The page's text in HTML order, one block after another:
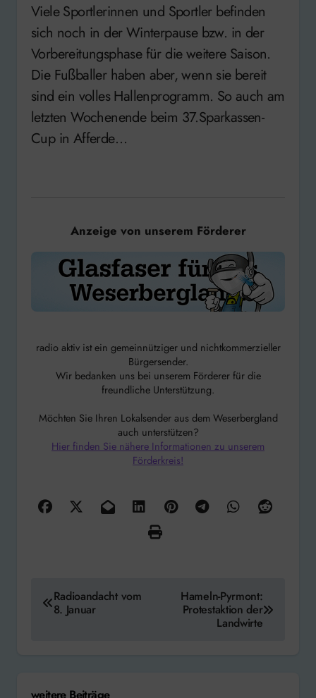
Viele Sportlerinnen und Sportler befinden
sich noch in der Winterpause bzw. in der
Vorbereitungsphase für die weitere Saison.
Die Fußballer haben aber, wenn sie bereit
sind ein volles Hallenprogramm. So auch am
letzten Wochenende beim 37.Sparkassen-
Cup in Afferde…
Anzeige von unserem Förderer
radio aktiv ist ein gemeinnütziger und nichtkommerzieller
Bürgersender.
Wir bedanken uns bei unserem Förderer für die
freundliche Unterstützung.
Möchten Sie Ihren Lokalsender aus dem Weserbergland
auch unterstützen?
Hier finden Sie nähere Informationen zu unserem
Förderkreis!
Beitragsnavigation
Radioandacht vom
8. Januar
Hameln-Pyrmont:
Protestaktion der
Landwirte